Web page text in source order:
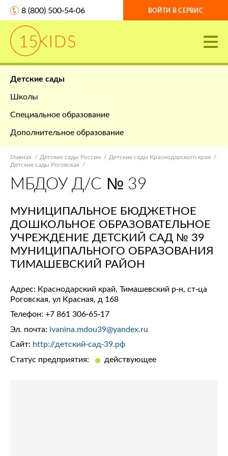
8 (800) 500-54-06 ВОЙТИ В СЕРВИС
Детские сады
Школы
Специальное образование
Дополнительное образование
Главная Детские сады России
Детские сады Краснодарского края
Детские сады Роговская
МБДОУ Д/С № 39
МУНИЦИПАЛЬНОЕ БЮДЖЕТНОЕ
ДОШКОЛЬНОЕ ОБРАЗОВАТЕЛЬНОЕ
УЧРЕЖДЕНИЕ ДЕТСКИЙ САД № 39
МУНИЦИПАЛЬНОГО ОБРАЗОВАНИЯ
ТИМАШЕВСКИЙ РАЙОН
Адрес: Краснодарский край, Тимашевский р-н, ст-ца
Роговская, ул Красная, д 168
Телефон: +7 861 306-65-17
Эл. почта: ivanina.mdou39@yandex.ru
Сайт: http://детский-сад-39.рф
Статус предприятия:
действующее